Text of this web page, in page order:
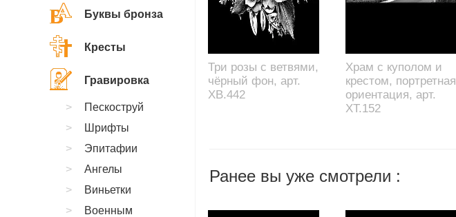
Три розы с ветвями,
чёрный фон, арт.
XB.442
Храм с куполом и
крестом, портретная
ориентация, арт.
XT.152
Ранее вы уже смотрели :
Буквы бронза
Кресты
Гравировка
Пескоструй
Шрифты
Эпитафии
Ангелы
Виньетки
Военным